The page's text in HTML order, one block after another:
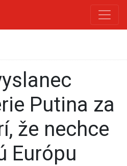
Putina za
že nechce
Európu